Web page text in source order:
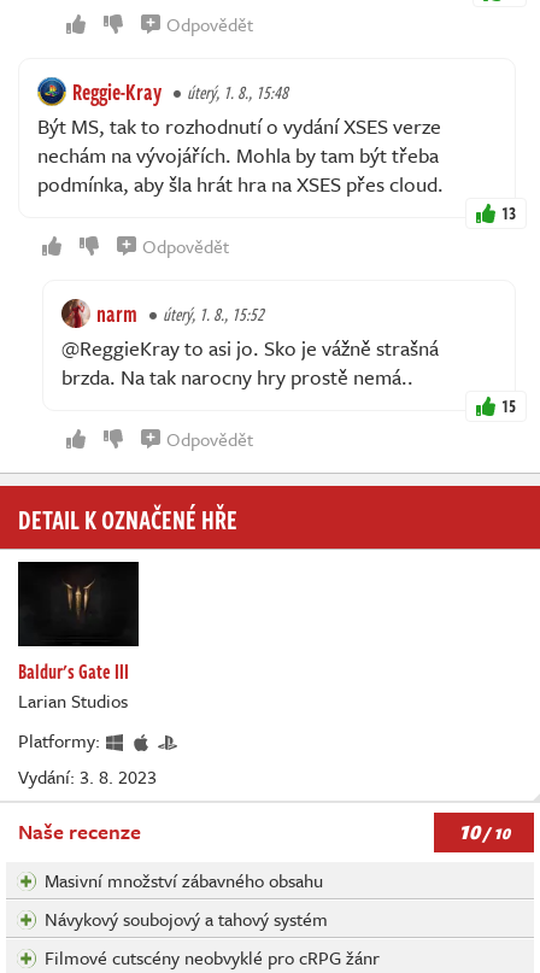
Odpovědět
Reggie-Kray úterý, 1. 8., 15:48
Být MS, tak to rozhodnutí o vydání XSES verze
nechám na vývojářích. Mohla by tam být třeba
podmínka, aby šla hrát hra na XSES přes cloud.
13
Odpovědět
narm úterý, 1. 8., 15:52
@ReggieKray to asi jo. Sko je vážně strašná
brzda. Na tak narocny hry prostě nemá..
15
Odpovědět
DETAIL K OZNAČENÉ HŘE
Baldur's Gate III
Larian Studios
Platformy:
Vydání: 3. 8. 2023
Naše recenze 10/ 10
Masivní množství zábavného obsahu
Návykový soubojový a tahový systém
Filmové cutscény neobvyklé pro cRPG žánr